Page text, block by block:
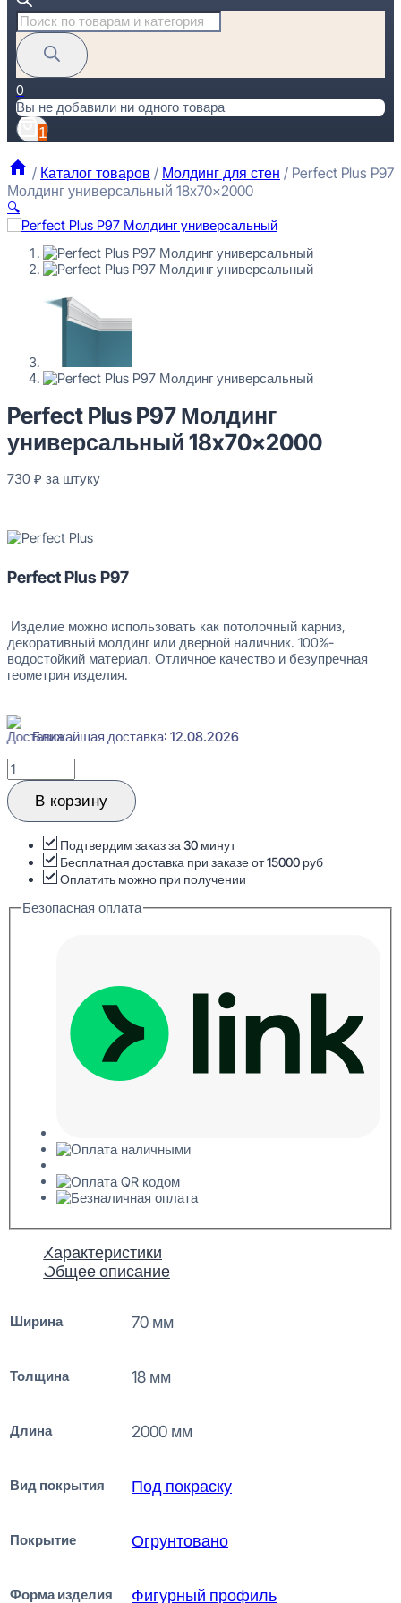
Поиск
товаров
0
Вы не добавили ни одного товара
1
/ Каталог товаров / Молдинг для стен / Perfect Plus P97
Молдинг универсальный 18x70x2000
🔍
Perfect Plus P97 Молдинг
универсальный 18x70x2000
730 ₽ за штуку
Perfect Plus P97
Изделие можно использовать как потолочный карниз,
декоративный молдинг или дверной наличник. 100%-
водостойкий материал. Отличное качество и безупречная
геометрия изделия.
Ближайшая доставка: 12.08.2026
Количество
товара
Perfect
Plus
Молдинг
универсальный
18x70x2000
В корзину
Подтвердим заказ за 30 минут
Бесплатная доставка при заказе от 15000 руб
Оплатить можно при получении
Безопасная оплата
Характеристики
Общее описание
Ширина 70 мм
Толщина 18 мм
Длина 2000 мм
Вид покрытия Под покраску
Покрытие Огрунтовано
Форма изделия Фигурный профиль